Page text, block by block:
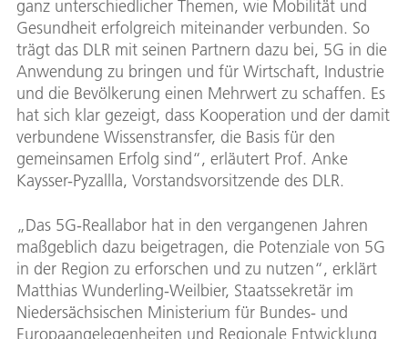
ganz unterschiedlicher Themen, wie Mobilität und
Gesundheit erfolgreich miteinander verbunden. So
trägt das DLR mit seinen Partnern dazu bei, 5G in die
Anwendung zu bringen und für Wirtschaft, Industrie
und die Bevölkerung einen Mehrwert zu schaffen. Es
hat sich klar gezeigt, dass Kooperation und der damit
verbundene Wissenstransfer, die Basis für den
gemeinsamen Erfolg sind“, erläutert Prof. Anke
Kaysser-Pyzallla, Vorstandsvorsitzende des DLR.
„Das 5G-Reallabor hat in den vergangenen Jahren
maßgeblich dazu beigetragen, die Potenziale von 5G
in der Region zu erforschen und zu nutzen“, erklärt
Matthias Wunderling-Weilbier, Staatssekretär im
Niedersächsischen Ministerium für Bundes- und
Europaangelegenheiten und Regionale Entwicklung